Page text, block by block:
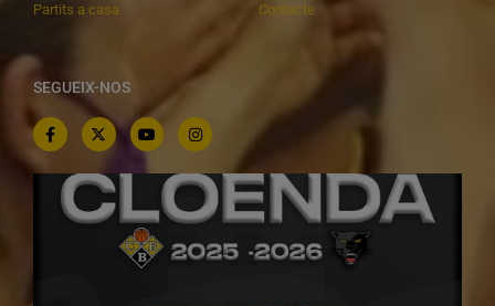
Partits a casa
Contacte
SEGUEIX-NOS